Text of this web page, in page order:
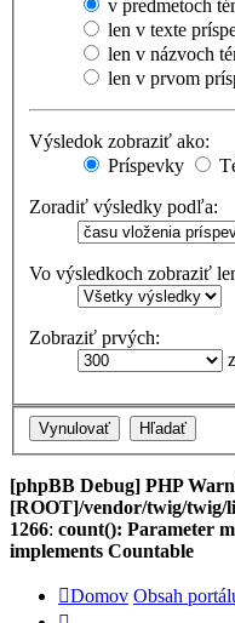
v predmetoch
len v texte
len v názvoch
len v prvom
Výsledok zobraziť ako:
Príspevky
Zoradiť výsledky podľa:
Vo výsledkoch zobraziť
Zobraziť prvých:
[phpBB Debug] PHP
[ROOT]/vendor/twig/twig/
1266: count(): Parameter
implements Countable
Domov Obsah